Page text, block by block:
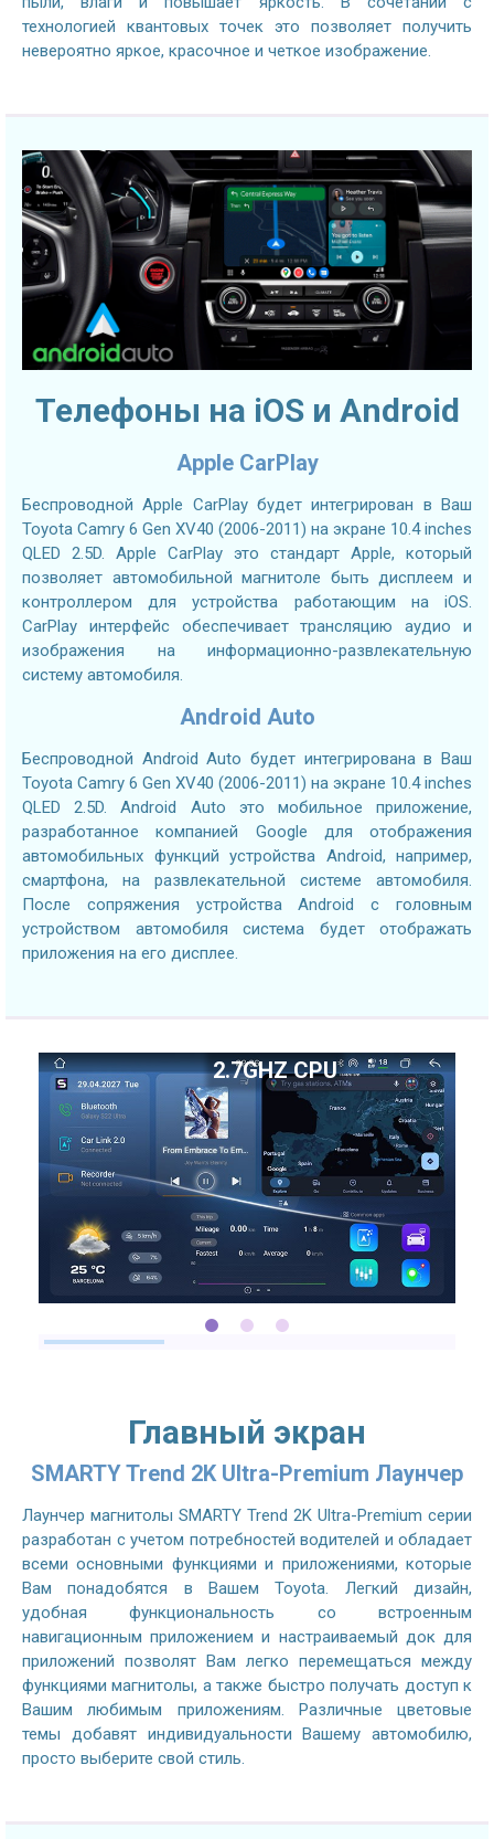
технологией квантовых точек это позволяет получить
невероятно яркое, красочное и четкое изображение.
Телефоны на iOS и Android
Apple CarPlay
Беспроводной Apple CarPlay будет интегрирован в Ваш
Toyota Camry 6 Gen XV40 (2006-2011) на экране 10.4 inches
QLED 2.5D. Apple CarPlay это стандарт Apple, который
позволяет автомобильной магнитоле быть дисплеем и
контроллером для устройства работающим на iOS.
CarPlay интерфейс обеспечивает трансляцию аудио и
изображения на информационно-развлекательную
систему автомобиля.
Android Auto
Беспроводной Android Auto будет интегрирована в Ваш
Toyota Camry 6 Gen XV40 (2006-2011) на экране 10.4 inches
QLED 2.5D. Android Auto это мобильное приложение,
разработанное компанией Google для отображения
автомобильных функций устройства Android, например,
смартфона, на развлекательной системе автомобиля.
После сопряжения устройства Android с головным
устройством автомобиля система будет отображать
приложения на его дисплее.
2.7GHZ CPU
Главный экран
SMARTY Trend 2K Ultra-Premium Лаунчер
Лаунчер магнитолы SMARTY Trend 2K Ultra-Premium серии
разработан с учетом потребностей водителей и обладает
всеми основными функциями и приложениями, которые
Вам понадобятся в Вашем Toyota. Легкий дизайн,
удобная функциональность со встроенным
навигационным приложением и настраиваемый док для
приложений позволят Вам легко перемещаться между
функциями магнитолы, а также быстро получать доступ к
Вашим любимым приложениям. Различные цветовые
темы добавят индивидуальности Вашему автомобилю,
просто выберите свой стиль.